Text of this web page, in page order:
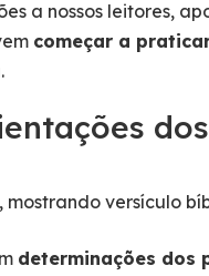
a nossos leitores,
começar a
determinações dos